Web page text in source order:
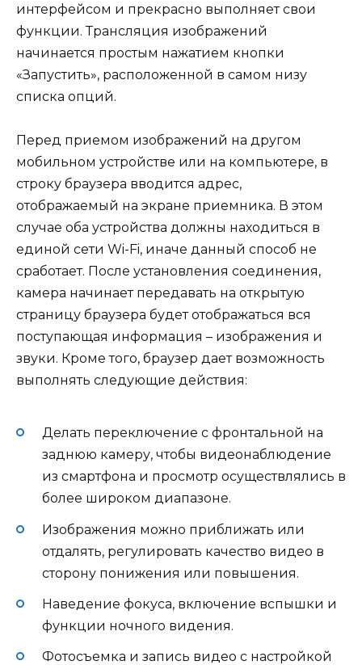
интерфейсом и прекрасно выполняет свои
функции. Трансляция изображений
начинается простым нажатием кнопки
«Запустить», расположенной в самом низу
списка опций.
Перед приемом изображений на другом
мобильном устройстве или на компьютере, в
строку браузера вводится адрес,
отображаемый на экране приемника. В этом
случае оба устройства должны находиться в
единой сети Wi-Fi, иначе данный способ не
сработает. После установления соединения,
камера начинает передавать на открытую
страницу браузера будет отображаться вся
поступающая информация – изображения и
звуки. Кроме того, браузер дает возможность
выполнять следующие действия:
Делать переключение с фронтальной на
заднюю камеру, чтобы видеонаблюдение
из смартфона и просмотр осуществлялись в
более широком диапазоне.
Изображения можно приближать или
отдалять, регулировать качество видео в
сторону понижения или повышения.
Наведение фокуса, включение вспышки и
функции ночного видения.
Фотосъемка и запись видео с настройкой